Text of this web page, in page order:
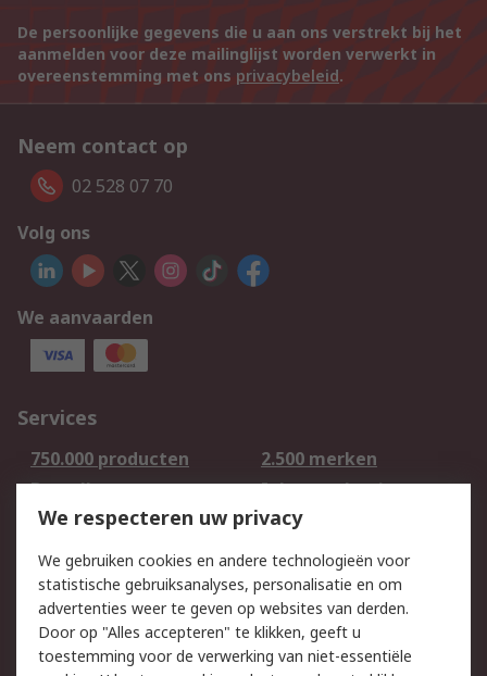
De persoonlijke gegevens die u aan ons verstrekt bij het
aanmelden voor deze mailinglijst worden verwerkt in
overeenstemming met ons privacybeleid.
Neem contact op
02 528 07 70
Volg ons
We aanvaarden
Services
750.000 producten
2.500 merken
Bestellen
Inkoopoplossingen
Retouren
Technisch advies
Track & Trace
Wettelijk
Cookiebeleid
Email veiligheid
We respecteren uw privacy
We gebruiken cookies en andere technologieën voor
statistische gebruiksanalyses, personalisatie en om
advertenties weer te geven op websites van derden.
Door op "Alles accepteren" te klikken, geeft u
toestemming voor de verwerking van niet-essentiële